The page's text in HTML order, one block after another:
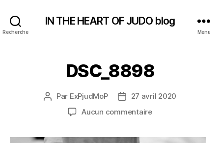
Recherche
IN THE HEART OF JUDO blog
Menu
DSC_8898
Auteur
l’article
Par ExPjudMoP
Date27 avril 2020
Aucun commentairesur